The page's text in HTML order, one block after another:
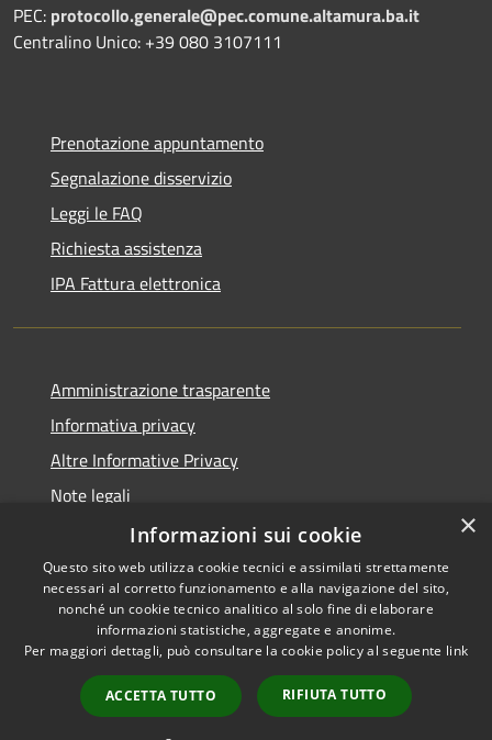
PEC: protocollo.generale@pec.comune.altamura.ba.it
Centralino Unico: +39 080 3107111
Prenotazione appuntamento
Segnalazione disservizio
Leggi le FAQ
Richiesta assistenza
IPA Fattura elettronica
Amministrazione trasparente
Informativa privacy
Altre Informative Privacy
Note legali
Dichiarazione di accessibilità
RSS
Accessibilità
Copyright © 2026 • Comune di
Altamura • Powered by
Municipium•
Accesso
redazione
×
Informazioni sui cookie
Questo sito web utilizza cookie tecnici e assimilati strettamente
necessari al corretto funzionamento e alla navigazione del sito,
nonché un cookie tecnico analitico al solo fine di elaborare
informazioni statistiche, aggregate e anonime.
Per maggiori dettagli, può consultare la cookie policy al seguente link
ACCETTA TUTTO RIFIUTA TUTTO